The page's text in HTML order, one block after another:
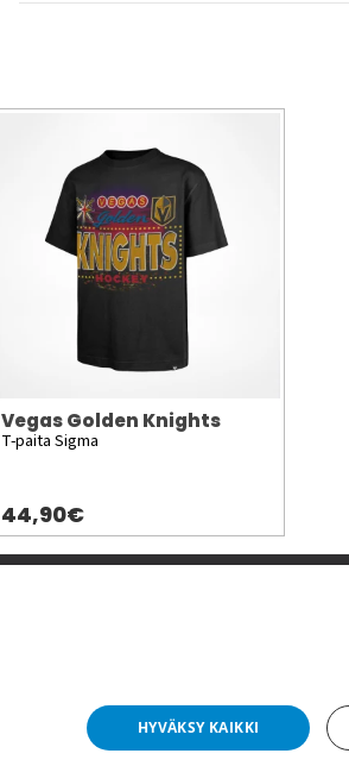
Vegas Golden Knights
T-paita Sigma
44,90€
HYVÄKSY KAIKKI